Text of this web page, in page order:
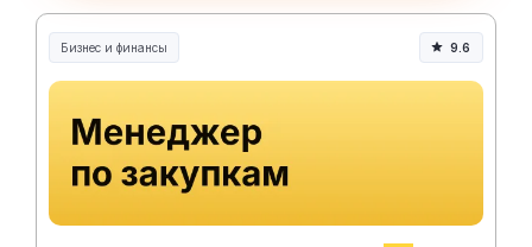
Бизнес и финансы 9.6